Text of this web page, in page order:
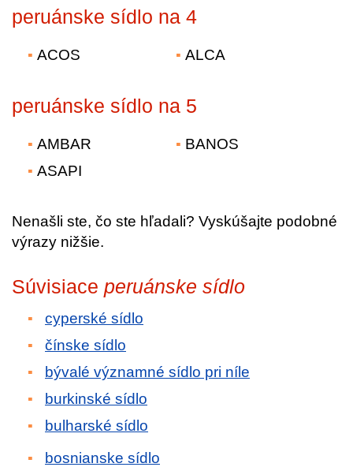
peruánske sídlo na 4
ACOS ALCA
peruánske sídlo na 5
AMBAR
ASAPI
BANOS
Nenašli ste, čo ste hľadali? Vyskúšajte podobné
výrazy nižšie.
Súvisiace peruánske sídlo
cyperské sídlo
čínske sídlo
bývalé významné sídlo pri níle
burkinské sídlo
bulharské sídlo
bosnianske sídlo